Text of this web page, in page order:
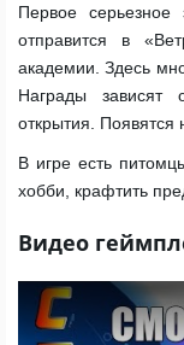
Первое серьезное
отправится в
академии. Здесь
Награды зависят
открытия. Появятся
В игре есть
хобби, крафтить
Видео